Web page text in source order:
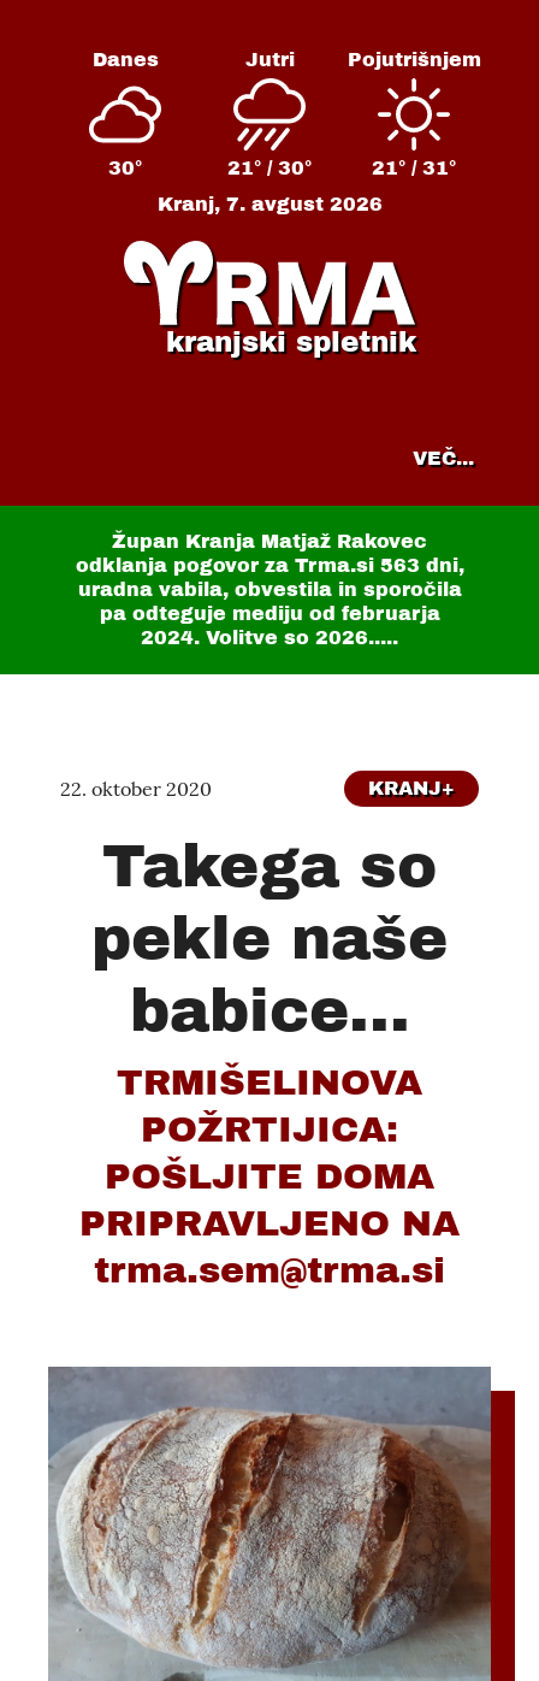
Danes
30°
Jutri
21° / 30°
Pojutrišnjem
21° / 31°
Kranj, 7. avgust 2026
kranjski spletnik
VEČ...
Župan Kranja Matjaž Rakovec
odklanja pogovor za Trma.si 563 dni,
uradna vabila, obvestila in sporočila
pa odteguje mediju od februarja
2024. Volitve so 2026.....
22. oktober 2020 KRANJ+
Takega so
pekle naše
babice...
TRMIŠELINOVA
POŽRTIJICA:
POŠLJITE DOMA
PRIPRAVLJENO NA
trma.sem@trma.si